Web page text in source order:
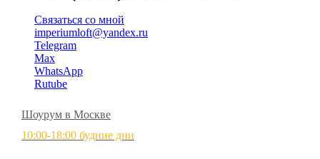
Связаться со мной
imperiumloft@yandex.ru
Telegram
Max
WhatsApp
Rutube
Шоурум в Москве
10:00-18:00 будние дни